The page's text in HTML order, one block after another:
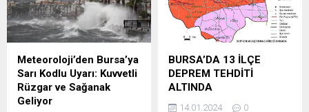
Meteoroloji’den Bursa’ya
Sarı Kodlu Uyarı: Kuvvetli
Rüzgar ve Sağanak
Geliyor
BURSA’DA 13 İLÇE
DEPREM TEHDİTİ
ALTINDA
14.01.2024
0